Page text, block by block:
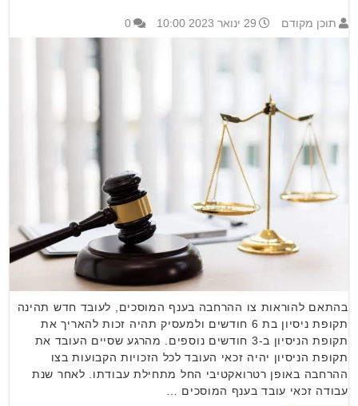
תוכן מקודם 29 ינואר 2023 10:00 0
בהתאם להוראות צו ההרחבה בענף המוסכים, לעובד חדש תהינה
תקופת ניסיון בת 6 חודשים ולמעסיק תהיה זכות להאריך את
תקופת הניסיון ב-3 חודשים נוספים. מהרגע שסיים העובד את
תקופת הניסיון יהיה זכאי העובד לכל הזכויות הקבועות בצו
ההרחבה באופן רטרואקטיבי החל מתחילת עבודתו. לאחר שנת
עבודה זכאי עובד בענף המוסכים …